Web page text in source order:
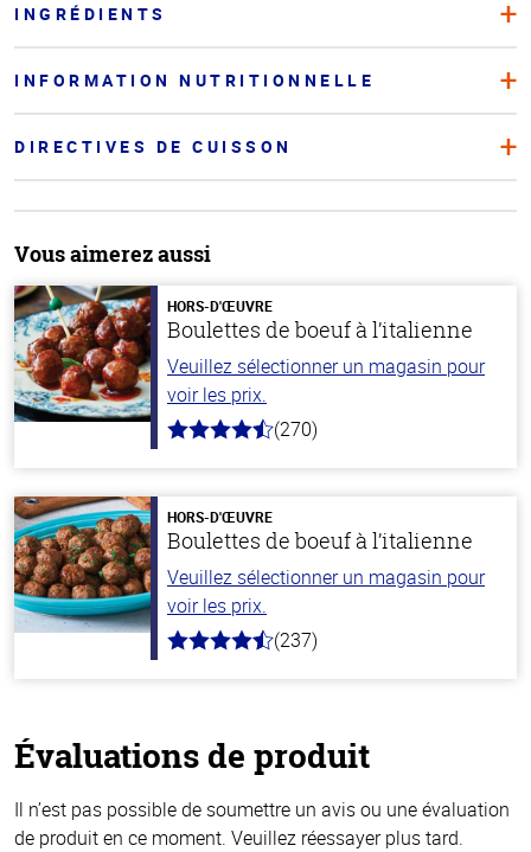
INGRÉDIENTS
INFORMATION NUTRITIONNELLE
DIRECTIVES DE CUISSON
Vous aimerez aussi
HORS-D'ŒUVRE
Boulettes de boeuf à l’italienne
Veuillez sélectionner un magasin pour
voir les prix.
4.5
stars
(270)
HORS-D'ŒUVRE
Boulettes de boeuf à l’italienne
Veuillez sélectionner un magasin pour
voir les prix.
4.6
(237)
Évaluations de produit
Il n’est pas possible de soumettre un avis ou une évaluation
de produit en ce moment. Veuillez réessayer plus tard.